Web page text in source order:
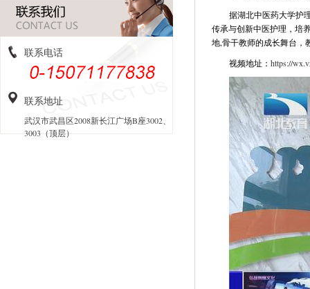
联系电话
联系地址
武汉市武昌区2008新长江广场B座3002、
3003（顶层）
据湖北中医药大学护
传承与创新中医护理，培
地,骨干教师的成长舞台，
视频地址： https://